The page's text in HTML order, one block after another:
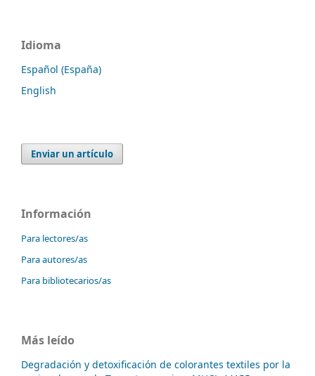
Idioma
Español (España)
English
Enviar un artículo
Información
Para lectores/as
Para autores/as
Para bibliotecarios/as
Más leído
Degradación y detoxificación de colorantes textiles por la